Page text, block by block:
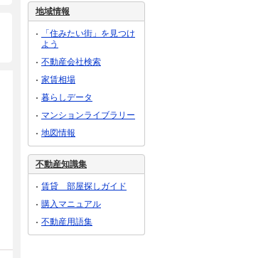
地域情報
「住みたい街」を見つけ
よう
不動産会社検索
家賃相場
暮らしデータ
マンションライブラリー
地図情報
不動産知識集
賃貸 部屋探しガイド
購入マニュアル
不動産用語集